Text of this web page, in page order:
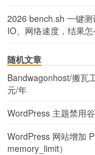
2026 bench.sh 一键
IO、网络速度，结果
随机文章
Bandwagonhost/搬瓦
元/年
WordPress 主题禁用
WordPress 网站增加
memory_limit）